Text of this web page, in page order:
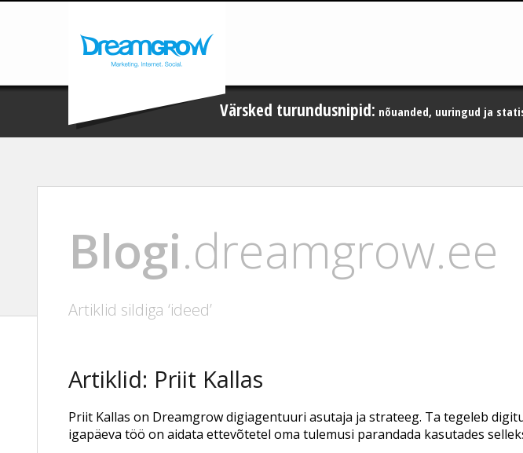
Värsked turundusnipid: nõuanded, uuringud ja
Blogi.dreamgrow.ee
Artiklid sildiga ‘ideed’
Artiklid: Priit Kallas
Priit Kallas on Dreamgrow digiagentuuri asutaja ja strateeg. Ta tegeleb
igapäeva töö on aidata ettevõtetel oma tulemusi parandada kasutades